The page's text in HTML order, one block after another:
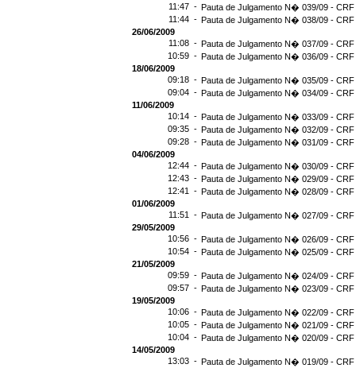
11:47 - Pauta de Julgamento N� 039/09 - CRF
11:44 - Pauta de Julgamento N� 038/09 - CRF
26/06/2009
11:08 - Pauta de Julgamento N� 037/09 - CRF
10:59 - Pauta de Julgamento N� 036/09 - CRF
18/06/2009
09:18 - Pauta de Julgamento N� 035/09 - CRF
09:04 - Pauta de Julgamento N� 034/09 - CRF
11/06/2009
10:14 - Pauta de Julgamento N� 033/09 - CRF
09:35 - Pauta de Julgamento N� 032/09 - CRF
09:28 - Pauta de Julgamento N� 031/09 - CRF
04/06/2009
12:44 - Pauta de Julgamento N� 030/09 - CRF
12:43 - Pauta de Julgamento N� 029/09 - CRF
12:41 - Pauta de Julgamento N� 028/09 - CRF
01/06/2009
11:51 - Pauta de Julgamento N� 027/09 - CRF
29/05/2009
10:56 - Pauta de Julgamento N� 026/09 - CRF
10:54 - Pauta de Julgamento N� 025/09 - CRF
21/05/2009
09:59 - Pauta de Julgamento N� 024/09 - CRF
09:57 - Pauta de Julgamento N� 023/09 - CRF
19/05/2009
10:06 - Pauta de Julgamento N� 022/09 - CRF
10:05 - Pauta de Julgamento N� 021/09 - CRF
10:04 - Pauta de Julgamento N� 020/09 - CRF
14/05/2009
13:03 - Pauta de Julgamento N� 019/09 - CRF